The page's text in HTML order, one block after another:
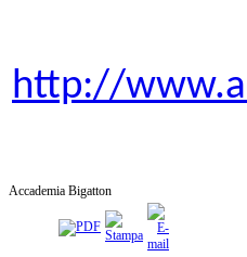
http://
Accademia Bigatton